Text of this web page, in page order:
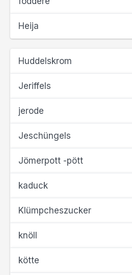
Heija
Huddelskrom
Jeriffels
jerode
Jeschüngels
Jömerpott -pött
kaduck
Klümpcheszucker
knöll
kötte